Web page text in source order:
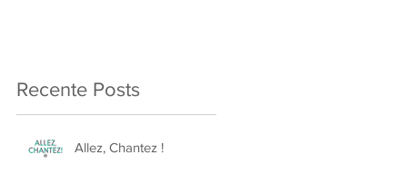
Recente Posts
Allez, Chantez !